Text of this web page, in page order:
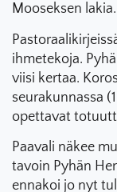
Mooseksen lakia.
ihmetekoja.
viisi kertaa.
seurakunnassa
opettavat
Paavali näkee
tavoin Pyhän
ennakoi jo nyt